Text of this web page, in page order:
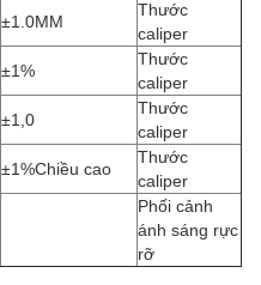
±1.0MM
Thước
caliper
±1%
Thước
caliper
±1,0
Thước
caliper
±1%Chiều cao
Thước
caliper
Phối cảnh
ánh sáng rực
rỡ